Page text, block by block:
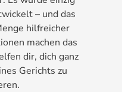
– und das
hilfreicher
machen das
dir, dich ganz
Gerichts zu